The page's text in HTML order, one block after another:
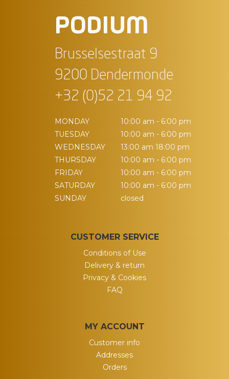
PODIUM
Brusselsestraat 9
9200 Dendermonde
+32 (0)52 21 94 92
MONDAY
10:00 am - 6:00 pm
TUESDAY
10:00 am - 6:00 pm
WEDNESDAY
13:00 am 18:00 pm
THURSDAY
10:00 am - 6:00 pm
FRIDAY
10:00 am - 6:00 pm
SATURDAY
10:00 am - 6:00 pm
SUNDAY
closed
CUSTOMER SERVICE
Conditions of Use
Delivery & return
Privacy & Cookies
FAQ
MY ACCOUNT
Customer info
Addresses
Orders